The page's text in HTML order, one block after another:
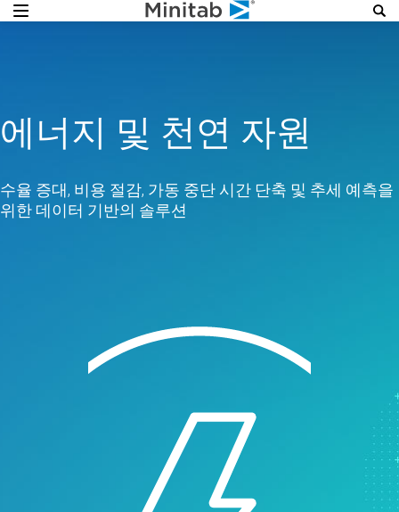
에너지 및 천연 자원
수율 증대, 비용 절감, 가동 중단 시간 단축 및 추세 예측을
위한 데이터 기반의 솔루션